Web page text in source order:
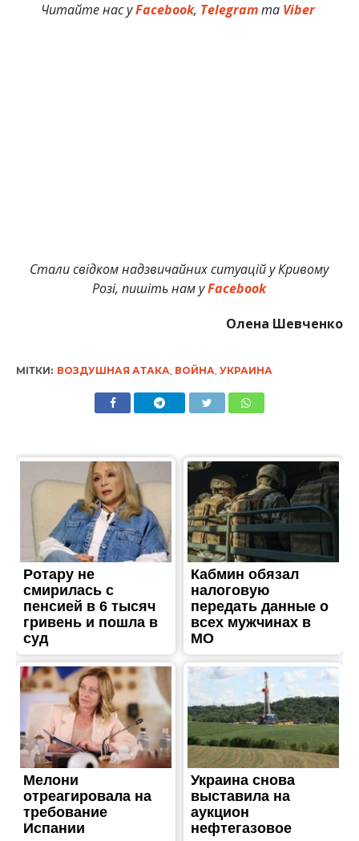
Читайте нас уFacebook, Telegramта Viber
Стали свідком надзвичайних ситуацій у Кривому
Розі, пишіть нам уFacebook
Олена Шевченко
МІТКИ: ВОЗДУШНАЯ АТАКА, ВОЙНА, УКРАИНА